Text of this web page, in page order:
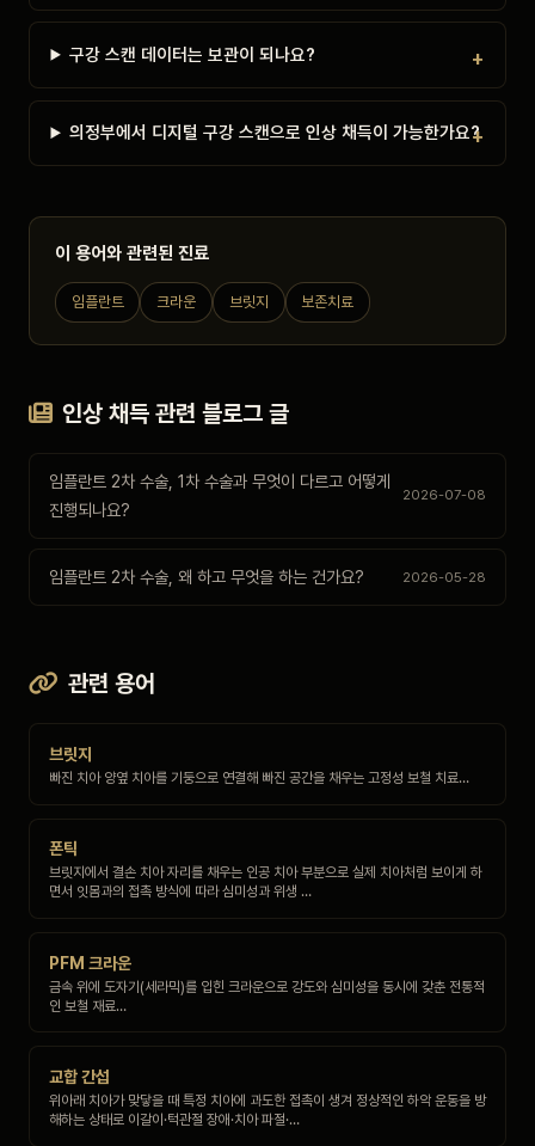
구강 스캔 데이터는 보관이 되나요?
의정부에서 디지털 구강 스캔으로 인상 채득이 가능한가요?
이 용어와 관련된 진료
임플란트 크라운 브릿지 보존치료
인상 채득 관련 블로그 글
임플란트 2차 수술, 1차 수술과 무엇이 다르고 어떻게
진행되나요?
2026-07-08
임플란트 2차 수술, 왜 하고 무엇을 하는 건가요? 2026-05-28
관련 용어
브릿지
빠진 치아 양옆 치아를 기둥으로 연결해 빠진 공간을 채우는 고정성 보철 치료…
폰틱
브릿지에서 결손 치아 자리를 채우는 인공 치아 부분으로 실제 치아처럼 보이게 하
면서 잇몸과의 접촉 방식에 따라 심미성과 위생 …
PFM 크라운
금속 위에 도자기(세라믹)를 입힌 크라운으로 강도와 심미성을 동시에 갖춘 전통적
인 보철 재료…
교합 간섭
위아래 치아가 맞닿을 때 특정 치아에 과도한 접촉이 생겨 정상적인 하악 운동을 방
해하는 상태로 이갈이·턱관절 장애·치아 파절·…